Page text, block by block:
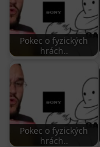
Pokec o fyzických
hrách..
Pokec o fyzických
hrách..